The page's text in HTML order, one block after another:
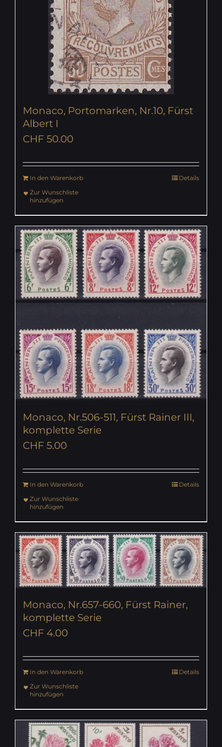
Monaco, Portomarken, Nr.10, Fürst
Albert I
CHF 50.00
In den Warenkorb
Details
Zur Wunschliste
hinzufügen
Monaco, Nr.506-511, Fürst Rainer III,
komplette Serie
CHF 5.00
In den Warenkorb
Details
Zur Wunschliste
hinzufügen
Monaco, Nr.657-660, Fürst Rainer,
komplette Serie
CHF 4.00
In den Warenkorb
Details
Zur Wunschliste
hinzufügen